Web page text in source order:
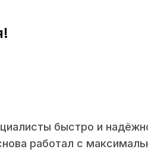
быстро и
работал с